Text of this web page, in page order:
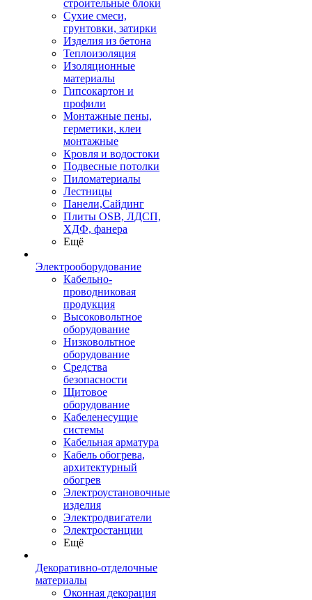
строительные блоки
Сухие смеси,
грунтовки, затирки
Изделия из бетона
Теплоизоляция
Изоляционные
материалы
Гипсокартон и
профили
Монтажные пены,
герметики, клеи
монтажные
Кровля и водостоки
Подвесные потолки
Пиломатериалы
Лестницы
Панели,Сайдинг
Плиты OSB, ЛДСП,
ХДФ, фанера
Ещё
Электрооборудование
Кабельно-
проводниковая
продукция
Высоковольтное
оборудование
Низковольтное
оборудование
Средства
безопасности
Щитовое
оборудование
Кабеленесущие
системы
Кабельная арматура
Кабель обогрева,
архитектурный
обогрев
Электроустановочные
изделия
Электродвигатели
Электростанции
Ещё
Декоративно-отделочные
материалы
Оконная декорация